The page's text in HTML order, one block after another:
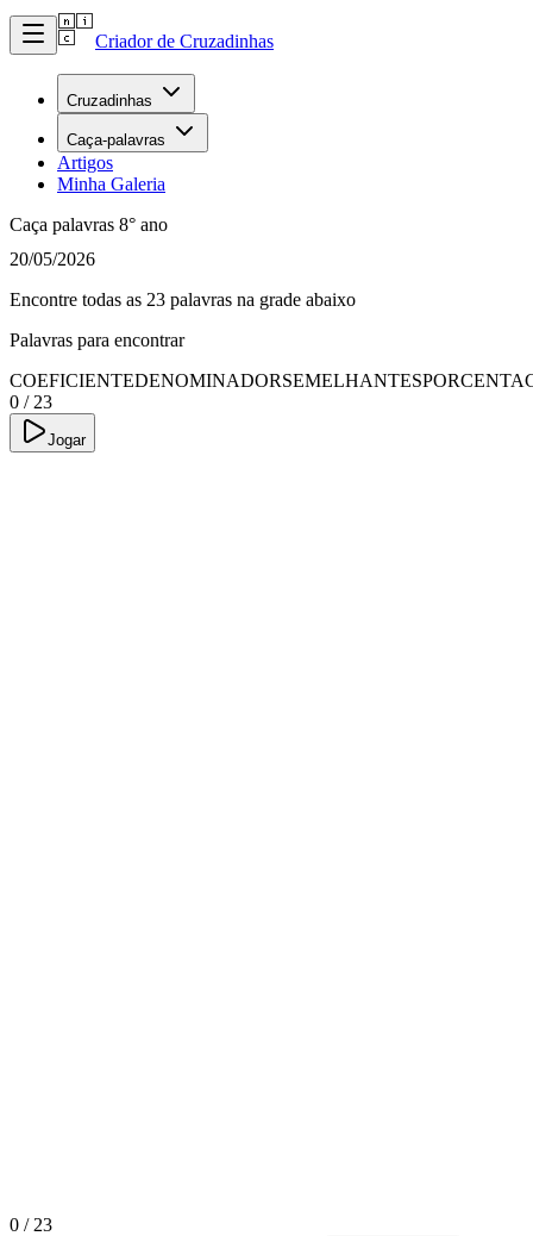
Criador de Cruzadinhas
Cruzadinhas
Caça-palavras
Artigos
Minha Galeria
Caça palavras 8° ano
20/05/2026
Encontre todas as 23 palavras na grade abaixo
Palavras para encontrar
COEFICIENTEDENOMINADORSEMELHANTES
0 / 23
Jogar
0 / 23